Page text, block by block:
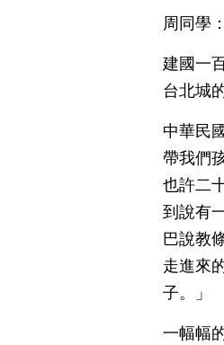
周同學
建國一
台北城
中華民
帶我們
也許二
到說有
巴說教
走進來
子。」
一幅幅